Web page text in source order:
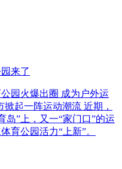
来了
园火爆出圈 成为户外运
起一阵运动潮流 近期，
岛”上，又一“家门口”的运
育公园活力“上新”。